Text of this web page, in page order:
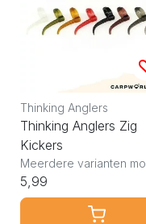
Thinking Anglers
Thinking Anglers Zig
Kickers
5,99